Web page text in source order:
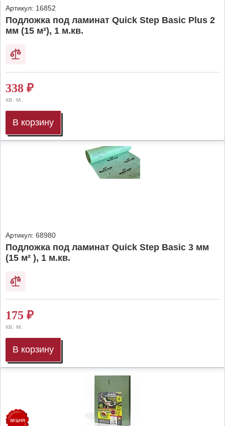
Артикул: 16852
Подложка под ламинат Quick Step Basic Plus 2
мм (15 м²), 1 м.кв.
338 ₽
кв. м.
В корзину
Артикул: 68980
Подложка под ламинат Quick Step Basic 3 мм
(15 м² ), 1 м.кв.
175 ₽
кв. м.
В корзину